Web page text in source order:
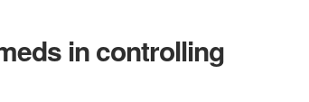
in controlling